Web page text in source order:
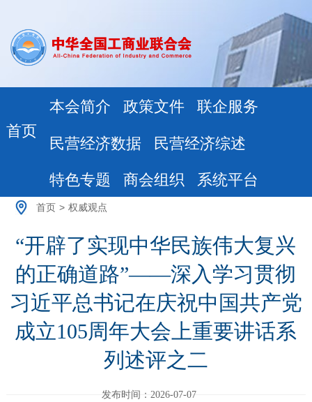
首页
本会简介 政策文件 联企服务
民营经济数据 民营经济综述
特色专题 商会组织 系统平台
首页 > 权威观点
“开辟了实现中华民族伟大复兴
的正确道路”——深入学习贯彻
习近平总书记在庆祝中国共产党
成立105周年大会上重要讲话系
列述评之二
发布时间：2026-07-07